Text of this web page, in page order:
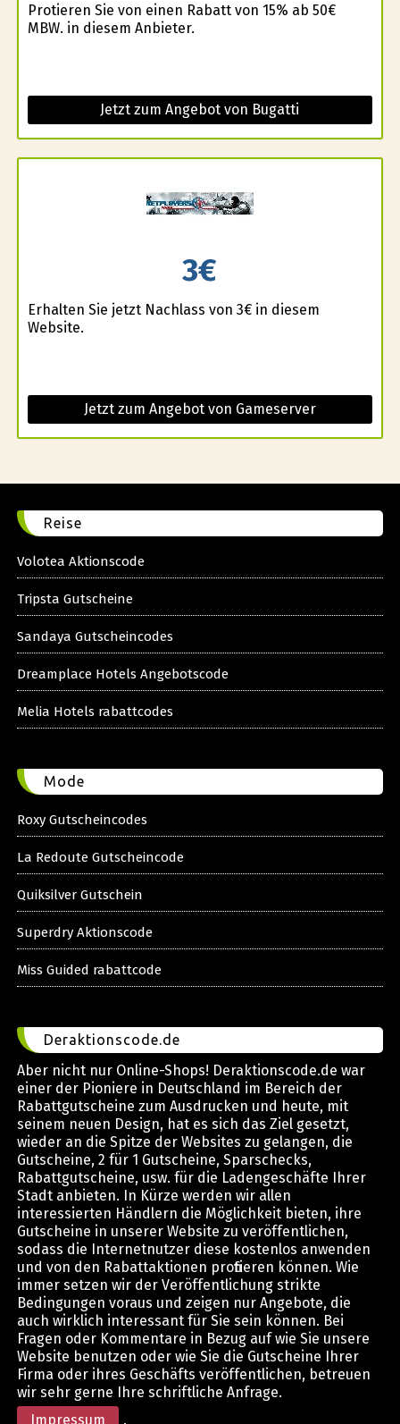
Profitieren Sie von einen Rabatt von 15% ab 50€
MBW. in diesem Anbieter.
Jetzt zum Angebot von Bugatti
3€
Erhalten Sie jetzt Nachlass von 3€ in diesem
Website.
Jetzt zum Angebot von Gameserver
Reise
Volotea Aktionscode
Tripsta Gutscheine
Sandaya Gutscheincodes
Dreamplace Hotels Angebotscode
Melia Hotels rabattcodes
Mode
Roxy Gutscheincodes
La Redoute Gutscheincode
Quiksilver Gutschein
Superdry Aktionscode
Miss Guided rabattcode
Deraktionscode.de
Aber nicht nur Online-Shops! Deraktionscode.de war
einer der Pioniere in Deutschland im Bereich der
Rabattgutscheine zum Ausdrucken und heute, mit
seinem neuen Design, hat es sich das Ziel gesetzt,
wieder an die Spitze der Websites zu gelangen, die
Gutscheine, 2 für 1 Gutscheine, Sparschecks,
Rabattgutscheine, usw. für die Ladengeschäfte Ihrer
Stadt anbieten. In Kürze werden wir allen
interessierten Händlern die Möglichkeit bieten, ihre
Gutscheine in unserer Website zu veröffentlichen,
sodass die Internetnutzer diese kostenlos anwenden
und von den Rabattaktionen profitieren können. Wie
immer setzen wir der Veröffentlichung strikte
Bedingungen voraus und zeigen nur Angebote, die
auch wirklich interessant für Sie sein können. Bei
Fragen oder Kommentare in Bezug auf wie Sie unsere
Website benutzen oder wie Sie die Gutscheine Ihrer
Firma oder ihres Geschäfts veröffentlichen, betreuen
wir sehr gerne Ihre schriftliche Anfrage.
Impressum
.